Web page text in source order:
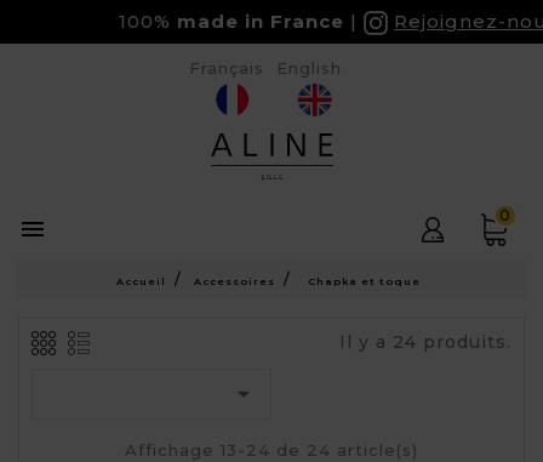
100%made in France Rejoignez-nous
 0
Français English
Accueil Accessoires Chapka et toque
Il y a 24 produits.

Affichage 13-24 de 24 article(s)